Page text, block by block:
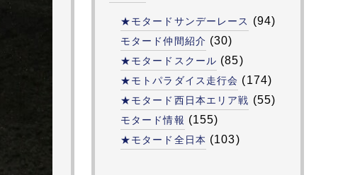
★モタードサンデーレース (94)
モタード仲間紹介 (30)
★モタードスクール (85)
★モトパラダイス走行会 (174)
★モタード西日本エリア戦 (55)
モタード情報 (155)
★モタード全日本 (103)